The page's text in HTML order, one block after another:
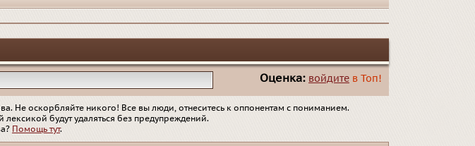
Оценка: войдите в Топ!
Не оскорбляйте никого! Все вы люди, отнеситесь к оппонентам с пониманием.
будут удаляться без предупреждений.
Помощь тут.